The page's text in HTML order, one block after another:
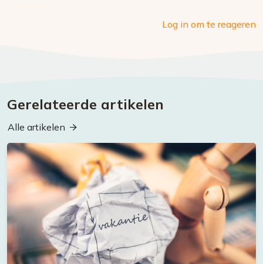
Log in om te reageren
Gerelateerde artikelen
Alle artikelen